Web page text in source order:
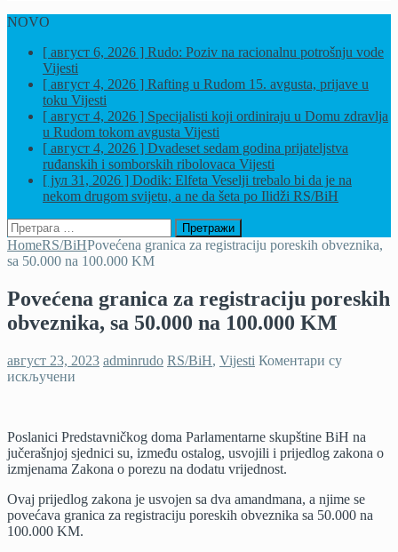
NOVO
[ август 6, 2026 ] Rudo: Poziv na racionalnu potrošnju vode
Vijesti
[ август 4, 2026 ] Rafting u Rudom 15. avgusta, prijave u
toku Vijesti
[ август 4, 2026 ] Specijalisti koji ordiniraju u Domu zdravlja
u Rudom tokom avgusta Vijesti
[ август 4, 2026 ] Dvadeset sedam godina prijateljstva
ruđanskih i somborskih ribolovaca Vijesti
[ јул 31, 2026 ] Dodik: Elfeta Veselji trebalo bi da je na
nekom drugom svijetu, a ne da šeta po Ilidži RS/BiH
Претрага
за:
HomeRS/BiHPovećena granica za registraciju poreskih obveznika,
sa 50.000 na 100.000 KM
Povećena granica za registraciju poreskih
obveznika, sa 50.000 na 100.000 KM
август 23, 2023 adminrudo RS/BiH, Vijesti Коментари су
искључени
registraciju
poreskih
obveznika,
50.000
na
100.000
Poslanici Predstavničkog doma Parlamentarne skupštine BiH na
jučerašnjoj sjednici su, između ostalog, usvojili i prijedlog zakona o
izmjenama Zakona o porezu na dodatu vrijednost.
Ovaj prijedlog zakona je usvojen sa dva amandmana, a njime se
povećava granica za registraciju poreskih obveznika sa 50.000 na
100.000 KM.